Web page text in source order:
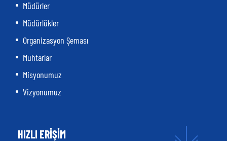
Müdürler
Müdürlükler
Organizasyon Şeması
Muhtarlar
Misyonumuz
Vizyonumuz
HIZLI ERİŞİM